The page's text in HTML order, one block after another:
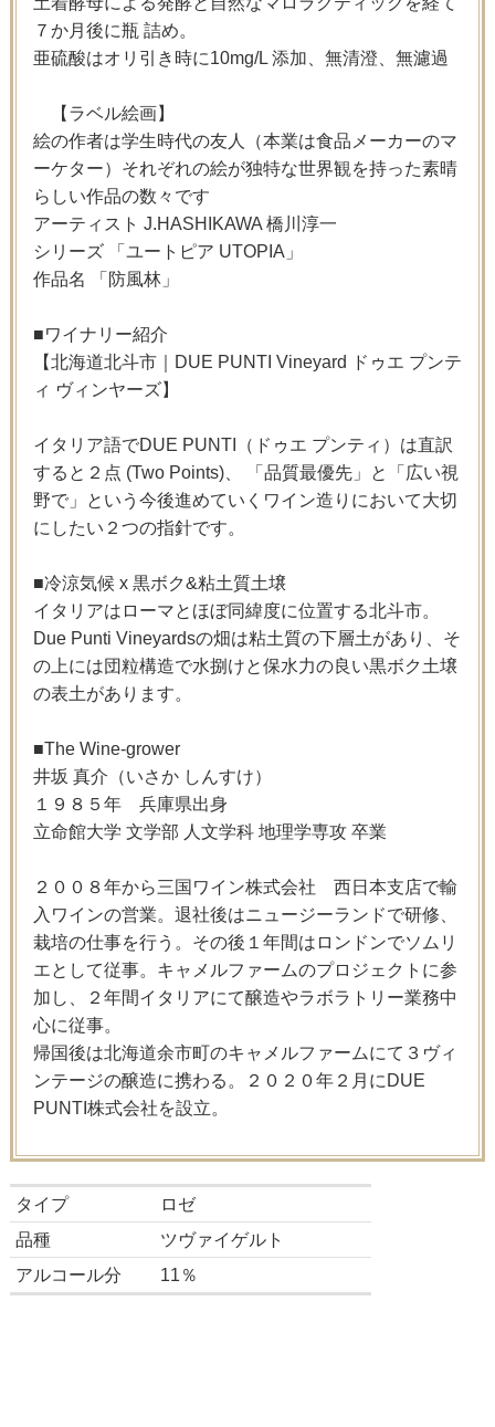
７か月後に瓶 詰め。
亜硫酸はオリ引き時に10mg/L 添加、無清澄、無濾過
【ラベル絵画】
絵の作者は学生時代の友人（本業は食品メーカーのマ
ーケター）それぞれの絵が独特な世界観を持った素晴
らしい作品の数々です
アーティスト J.HASHIKAWA 橋川淳一
シリーズ 「ユートピア UTOPIA」
作品名 「防風林」
■ワイナリー紹介
【北海道北斗市｜DUE PUNTI Vineyard ドゥエ プンテ
ィ ヴィンヤーズ】
イタリア語でDUE PUNTI（ドゥエ プンティ）は直訳
すると２点 (Two Points)、 「品質最優先」と「広い視
野で」という今後進めていくワイン造りにおいて大切
にしたい２つの指針です。
■冷涼気候 x 黒ボク&粘土質土壌
イタリアはローマとほぼ同緯度に位置する北斗市。
Due Punti Vineyardsの畑は粘土質の下層土があり、そ
の上には団粒構造で水捌けと保水力の良い黒ボク土壌
の表土があります。
■The Wine-grower
井坂 真介（いさか しんすけ）
１９８５年 兵庫県出身
立命館大学 文学部 人文学科 地理学専攻 卒業
２００８年から三国ワイン株式会社 西日本支店で輸
入ワインの営業。退社後はニュージーランドで研修、
栽培の仕事を行う。その後１年間はロンドンでソムリ
エとして従事。キャメルファームのプロジェクトに参
加し、２年間イタリアにて醸造やラボラトリー業務中
心に従事。
帰国後は北海道余市町のキャメルファームにて３ヴィ
ンテージの醸造に携わる。２０２０年２月にDUE
PUNTI株式会社を設立。
タイプ
ロゼ
品種
ツヴァイゲルト
アルコール分
11％